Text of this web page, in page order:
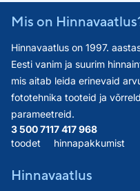
Mis on
Hinnavaatlus on 1997.
Eesti vanim ja suurim
mis aitab leida erinevaid
fototehnika tooteid ja
parameetreid.
3 500 711
toodet
7 417 968
hinnapakkumist
Hinnavaatlus